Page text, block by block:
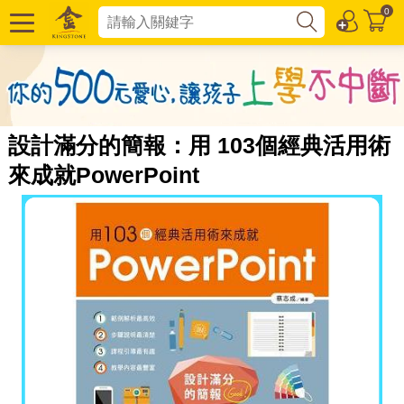
0
設計滿分的簡報：用 103個經典活用術
來成就PowerPoint